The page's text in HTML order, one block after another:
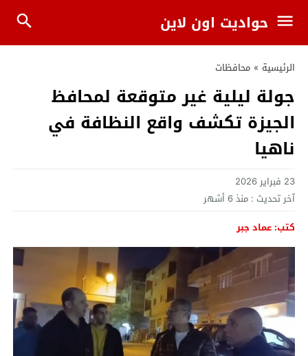
حواديت اون لاين
الرئيسية » محافظات
جولة ليلية غير متوقعة لمحافظ
الجيزة تكشف واقع النظافة في
ناهيا
23 فبراير 2026
آخر تحديث : منذ 6 أشهر
كتب: عماد جبر